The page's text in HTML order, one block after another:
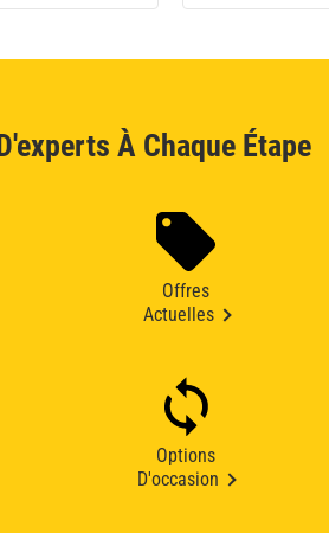
À Chaque Étape
Offres
Actuelles
Options
D'occasion